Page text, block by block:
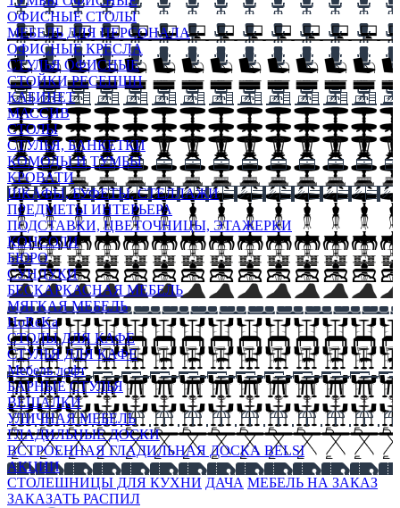
ОФИСНЫЕ СТОЛЫ
МЕБЕЛЬ ДЛЯ ПЕРСОНАЛА
ОФИСНЫЕ КРЕСЛА
СТУЛЬЯ ОФИСНЫЕ
СТОЙКИ РЕСЕПШН
КАБИНЕТ
МАССИВ
СТОЛЫ
СТУЛЬЯ, БАНКЕТКИ
КОМОДЫ И ТУМБЫ
КРОВАТИ
ШКАФЫ, БУФЕТЫ, СТЕЛЛАЖИ
ПРЕДМЕТЫ ИНТЕРЬЕРА
ПОДСТАВКИ, ЦВЕТОЧНИЦЫ, ЭТАЖЕРКИ
КОНСОЛИ
БЮРО
СУНДУКИ
БЕСКАРКАСНАЯ МЕБЕЛЬ
МЯГКАЯ МЕБЕЛЬ
HoReKa
СТОЛЫ ДЛЯ КАФЕ
СТУЛЬЯ ДЛЯ КАФЕ
Мебель лофт
БАРНЫЕ СТУЛЬЯ
ВЕШАЛКИ
УЛИЧНАЯ МЕБЕЛЬ
ГЛАДИЛЬНЫЕ ДОСКИ
ВСТРОЕННАЯ ГЛАДИЛЬНАЯ ДОСКА BELSI
АКЦИИ
СТОЛЕШНИЦЫ ДЛЯ КУХНИ ДАЧА МЕБЕЛЬ НА ЗАКАЗ
ЗАКАЗАТЬ РАСПИЛ